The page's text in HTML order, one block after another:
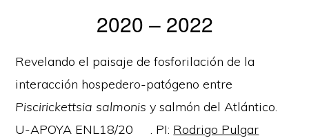
2020 – 2022
Revelando el paisaje de fosforilación de la
interacción hospedero-patógeno entre
Piscirickettsia salmonis y salmón del Atlántico.
U-APOYA ENL18/20 . PI: Rodrigo Pulgar